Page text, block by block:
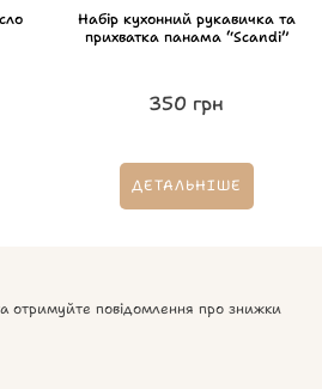
Набір кухонний рукавичка та
прихватка панама “Scandi”
350 грн
ДЕТАЛЬНІШЕ
отримуйте повідомлення про знижки